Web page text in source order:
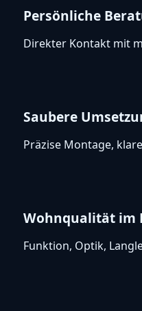
Persönliche
Direkter Kontakt mit
Saubere
Präzise Montage,
Wohnqualität im
Funktion, Optik,